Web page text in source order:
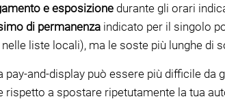
e esposizione durante gli orari
di permanenza indicato per il singolo
nelle liste locali), ma le soste più lunghe di
and-display può essere più difficile
rispetto a spostare ripetutamente la tua